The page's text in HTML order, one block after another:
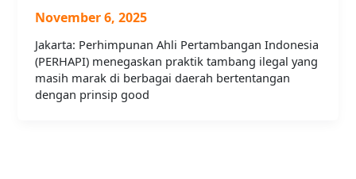
November 6, 2025
Jakarta: Perhimpunan Ahli Pertambangan Indonesia
(PERHAPI) menegaskan praktik tambang ilegal yang
masih marak di berbagai daerah bertentangan
dengan prinsip good